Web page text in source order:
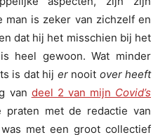
man is zeker van zichzelf en
dat hij het misschien bij het
heel gewoon. Wat minder
is dat hij ernooit over heeft
van deel 2 van mijn Covid’s
praten met de redactie van
met een groot collectief